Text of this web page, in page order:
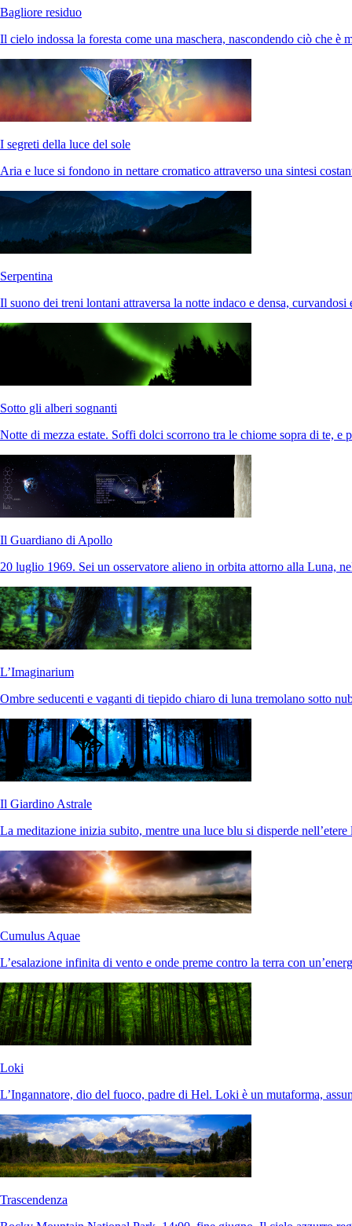
Bagliore residuo
Il cielo indossa la foresta come una maschera, nascondendo ciò che è
I segreti della luce del sole
Aria e luce si fondono in nettare cromatico attraverso una sintesi
Serpentina
Il suono dei treni lontani attraversa la notte indaco e densa, curvandosi
Sotto gli alberi sognanti
Notte di mezza estate. Soffi dolci scorrono tra le chiome sopra di te, e
Il Guardiano di Apollo
20 luglio 1969. Sei un osservatore alieno in orbita attorno alla Luna,
L’Imaginarium
Ombre seducenti e vaganti di tiepido chiaro di luna tremolano sotto
Il Giardino Astrale
La meditazione inizia subito, mentre una luce blu si disperde nell’etere
Cumulus Aquae
L’esalazione infinita di vento e onde preme contro la terra con
Loki
L’Ingannatore, dio del fuoco, padre di Hel. Loki è un mutaforma,
Trascendenza